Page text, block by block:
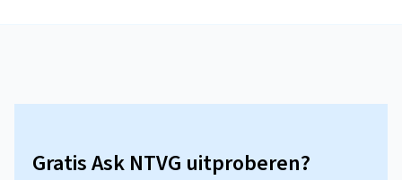
Gratis Ask NTVG uitproberen?